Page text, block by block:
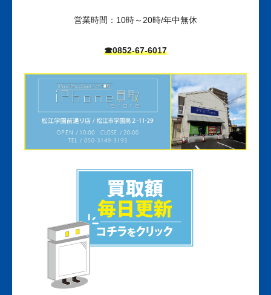
営業時間：10時～20時/年中無休
☎0852-67-6017